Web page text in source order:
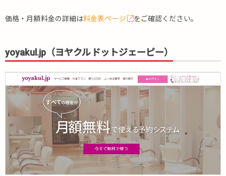
RESERVA
4.
事業
者の
ニー
較
③）
4.1.
RESERVA
価格・月額料金の詳細は料金表ページ をご確認ください。
yoyakul.jp（ヨヤクルドットジェーピー）